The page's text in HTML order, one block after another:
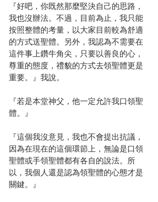
『好吧，你既然那麼堅決自己的思路，
我也沒辦法。不過，目前為止，我只能
按照整體的考量，以大家目前較為舒適
的方式送聖體。另外，我認為不需要在
這件事上鑽牛角尖，只要以善良的心，
尊重的態度，禮貌的方式去領聖體更是
重要。』我說。
『若是本堂神父，他一定允許我口領聖
體。』
『這個我沒意見，我也不會提出抗議，
因為在現在的這個環節上，無論是口領
聖體或手領聖體都有各自的說法。所
以，我個人還是認為領聖體的心態才是
關鍵。』